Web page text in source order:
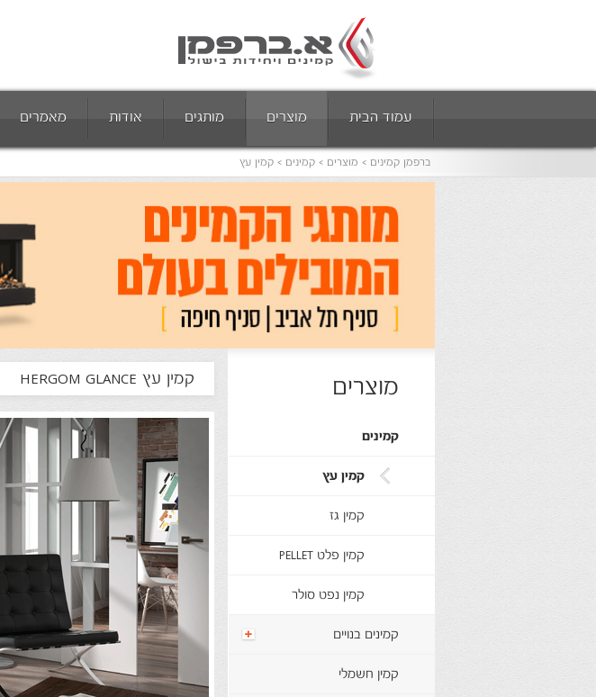
עמוד הבית מוצרים מותגים אודות מאמרים
ברפמן קמינים מוצרים קמינים קמין עץ
קמין עץ HERGOM GLANCE מוצרים
קמינים
קמין עץ
קמין גז
קמין פלט PELLET
קמין נפט סולר
קמינים בנויים
קמין חשמלי